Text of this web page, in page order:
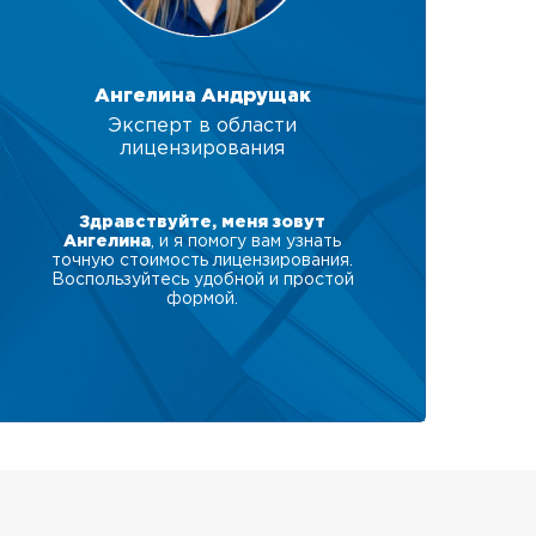
Ангелина Андрущак
Эксперт в области
лицензирования
Здравствуйте, меня зовут
Ангелина , и я помогу вам узнать
точную стоимость лицензирования.
Воспользуйтесь удобной и простой
формой.